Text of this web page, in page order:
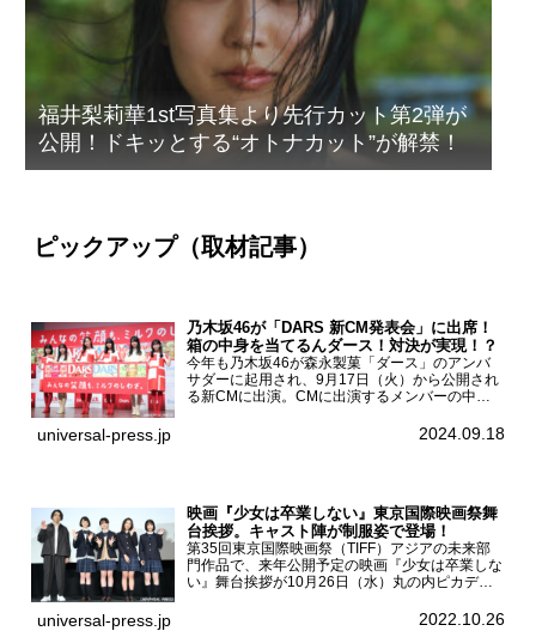
福井梨莉華1st写真集より先行カット第2弾が
公開！ドキッとする“オトナカット”が解禁！
ピックアップ（取材記事）
乃木坂46が「DARS 新CM発表会」に出席！
箱の中身を当てるんダース！対決が実現！？
今年も乃木坂46が森永製菓「ダース」のアンバ
サダーに起用され、9月17日（火）から公開され
る新CMに出演。CMに出演するメンバーの中か
一ノ瀬美空、菅原咲月が都内にて開催された
universal-press.jp 2024.09.18
映画『少女は卒業しない』東京国際映画祭舞
台挨拶。キャスト陣が制服姿で登場！
第35回東京国際映画祭（TIFF）アジアの未来部
門作品で、来年公開予定の映画『少女は卒業しな
い』舞台挨拶が10月26日（水）丸の内ピカデリ
宮山莉渚、中井友望、監督の中川駿が登壇。映画
universal-press.jp 2022.10.26